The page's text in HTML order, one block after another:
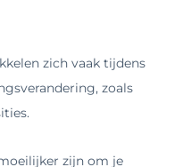
zich vaak tijdens
zoals
zijn om je